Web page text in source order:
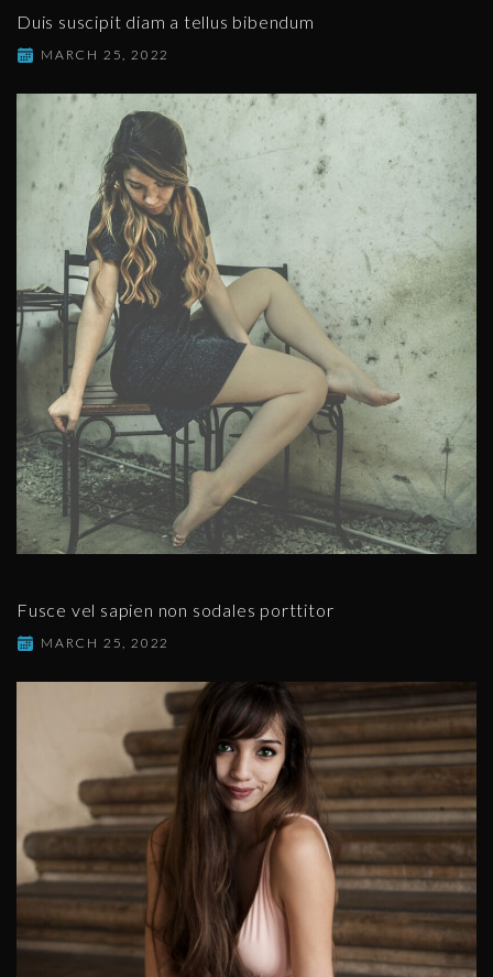
Duis suscipit diam a tellus bibendum
MARCH 25, 2022
Fusce vel sapien non sodales porttitor
MARCH 25, 2022